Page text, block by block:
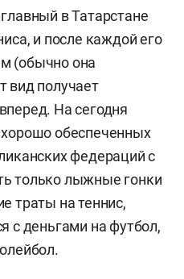
в Татарстане
и после каждой его
(обычно она
вид получает
На сегодня
обеспеченных
федераций с
только лыжные гонки
траты на теннис,
с деньгами на футбол,